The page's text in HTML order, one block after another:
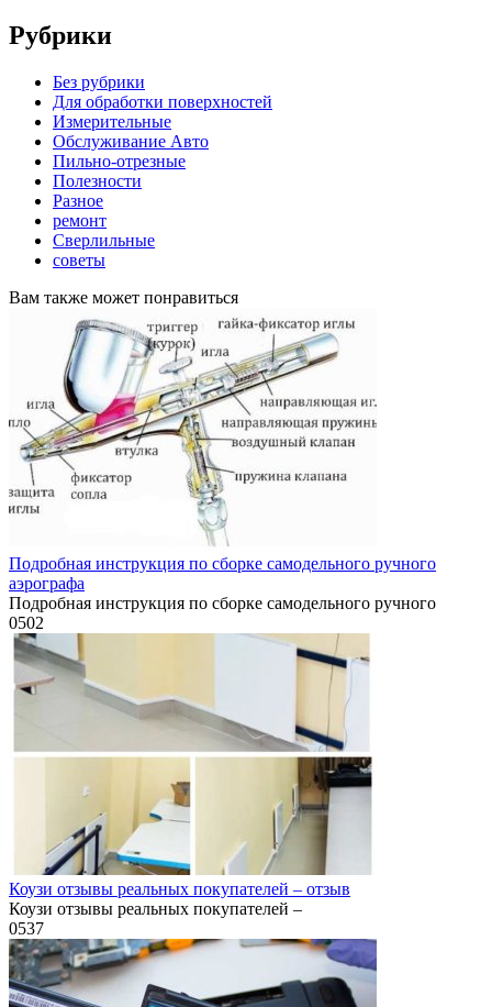
Рубрики
Без рубрики
Для обработки поверхностей
Измерительные
Обслуживание Авто
Пильно-отрезные
Полезности
Разное
ремонт
Сверлильные
советы
Вам также может понравиться
Подробная инструкция по сборке самодельного ручного
аэрографа
Подробная инструкция по сборке самодельного ручного
0502
Коузи отзывы реальных покупателей – отзыв
Коузи отзывы реальных покупателей –
0537